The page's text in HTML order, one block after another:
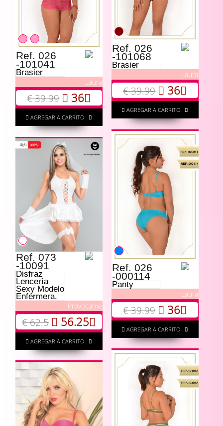
Ref. 026
-101068
Brasier
Laura
€ 39.99 36
AGREGAR A CARRITO
Ref. 026
-101041
Brasier
Laura
€ 39.99 36
AGREGAR A CARRITO
Ref. 026
-000114
Panty
Laura
€ 39.99 36
AGREGAR A CARRITO
Ref. 073
-10091
Disfraz
Lencería
Sexy Modelo
Enfermera.
Provocame
€ 62.5 56.25
AGREGAR A CARRITO